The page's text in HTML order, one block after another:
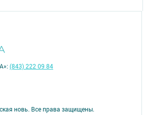
новь. Все права защищены.
(843) 222 09 84